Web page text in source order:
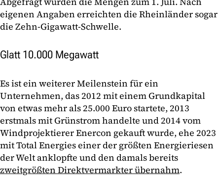
eigenen Angaben erreichten die Rheinländer sogar
die Zehn-Gigawatt-Schwelle.
Glatt 10.000 Megawatt
Es ist ein weiterer Meilenstein für ein
Unternehmen, das 2012 mit einem Grundkapital
von etwas mehr als 25.000 Euro startete, 2013
erstmals mit Grünstrom handelte und 2014 vom
Windprojektierer Enercon gekauft wurde, ehe 2023
mit Total Energies einer der größten Energieriesen
der Welt anklopfte und den damals bereits
zweitgrößten Direktvermarkter übernahm.